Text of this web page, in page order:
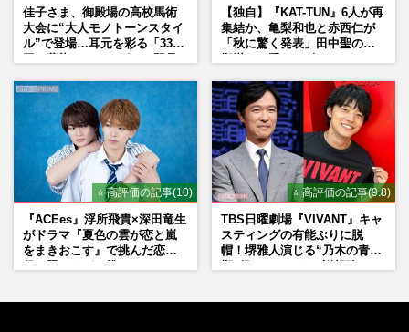
佳子さま、御殿場の高校馬術
大会に“大人モノトーンスタイ
ル”で登場…耳元を彩る「3300
【独自】『KAT-TUN』6人が再
集結か、亀梨和也と赤西仁が
「秋に驚く発表」田中聖の刑
⭐ 高評価の記事(10)
『ACEes』浮所飛貴×深田竜生
がドラマ『夏色の雲が恋と嵐
をまきおこす』で挑んだ恋人
⭐ 高評価の記事(9.8)
TBS日曜劇場『VIVANT』キャ
スティングの有能ぶりに脱
帽！堺雅人演じる“乃木の青年